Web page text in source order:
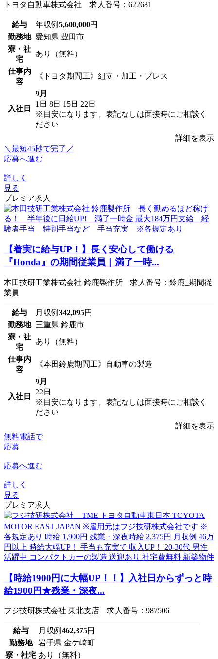
トヨタ自動車株式会社 求人番号：622681
給与 年収例 5,600,000円
勤務地 愛知県 豊田市
寮・社
宅
あり（無料）
仕事内
容
《トヨタ期間工》組立・加工・プレス
入社日
9月
1日 8日 15日 22日
※目安になります、表記なしは面接時にご相談く
ださい
詳細を表示
＼最短45秒で完了／
応募へ進む
詳しく
見る
プレミア求人
【着実に給与UP！】長く安心して働ける
『Honda』の期間従業員｜満了一時...
本田技研工業株式会社 鈴鹿製作所 求人番号：鈴鹿_期間従
業員
給与 月収例 342,095円
勤務地 三重県 鈴鹿市
寮・社
宅
あり（無料）
仕事内
容
《本田鈴鹿期間工》自動車の製造
入社日
9月
22日
※目安になります、表記なしは面接時にご相談く
ださい
詳細を表示
無料電話で
応募
応募へ進む
詳しく
見る
プレミア求人
【時給1900円に大幅UP！！】入社日からずっと時
給1900円★残業・深夜...
フジ技研株式会社 東北支店 求人番号：987506
給与 月収例 462,375円
勤務地
岩手県 金ケ崎町
寮・社宅 あり（無料）